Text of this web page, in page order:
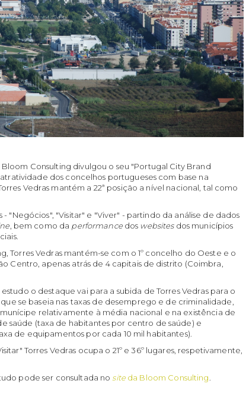
Consulting divulgou o seu "Portugal City Brand
dos concelhos portugueses com base na
Vedras mantém a 22ª posição a nível nacional, tal como
- "Negócios", "Visitar" e "Viver" - partindo da análise de dados
, bem como da performancedos websitesdos municípios
Torres Vedras mantém-se com o 1º concelho do Oeste e o
Centro, apenas atrás de 4 capitais de distrito (Coimbra,
o destaque vai para a subida de Torres Vedras para o
que se baseia nas taxas de desemprego e de criminalidade,
relativamente à média nacional e na existência de
saúde (taxa de habitantes por centro de saúde) e
de equipamentos por cada 10 mil habitantes).
Torres Vedras ocupa o 21º e 36º lugares, respetivamente,
pode ser consultada nositeda Bloom Consulting.